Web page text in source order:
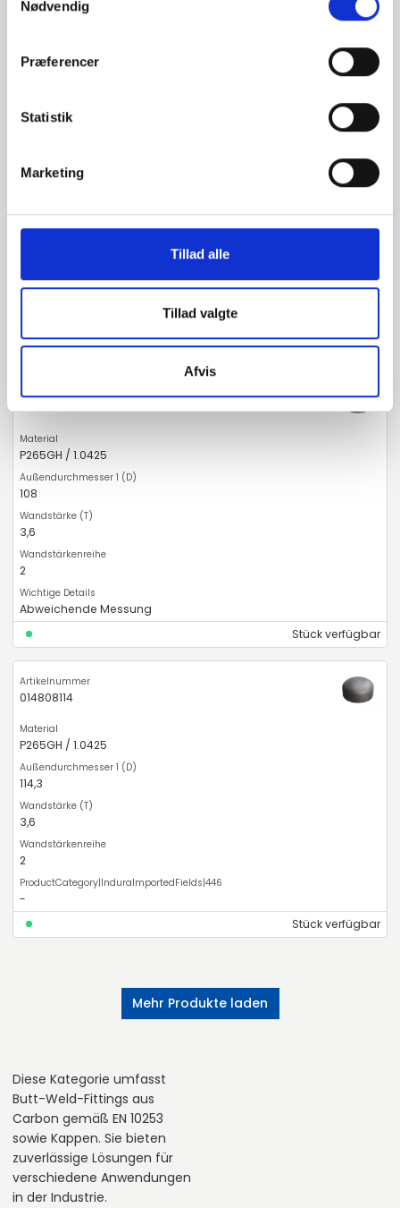
Nødvendig
Præferencer
Statistik
Marketing
Tillad alle
Tillad valgte
Afvis
Stück verfügbar
014808089
P265GH / 1.0425
2
Stück verfügbar
014808108
P265GH / 1.0425
108
3,6
2
Abweichende Messung
Stück verfügbar
014808114
P265GH / 1.0425
114,3
3,6
2
-
Stück verfügbar
Mehr Produkte laden
Diese Kategorie umfasst
Butt-Weld-Fittings aus
Carbon gemäß EN 10253
sowie Kappen. Sie bieten
zuverlässige Lösungen für
verschiedene Anwendungen
in der Industrie.